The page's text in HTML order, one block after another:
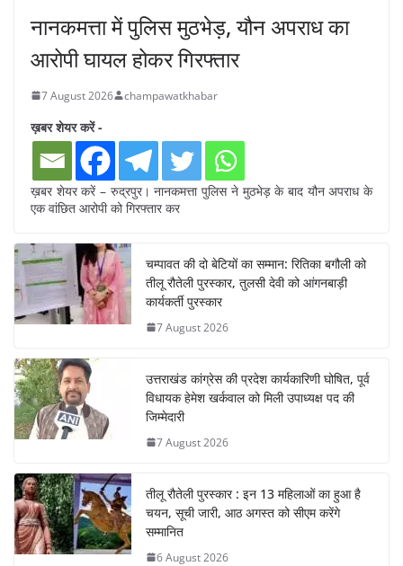
नानकमत्ता में पुलिस मुठभेड़, यौन अपराध का
आरोपी घायल होकर गिरफ्तार
7 August 2026 champawatkhabar
ख़बर शेयर करें -
ख़बर शेयर करें – रुद्रपुर। नानकमत्ता पुलिस ने मुठभेड़ के बाद यौन अपराध के
एक वांछित आरोपी को गिरफ्तार कर
चम्पावत की दो बेटियों का सम्मान: रितिका बगौली को
तीलू रौतेली पुरस्कार, तुलसी देवी को आंगनबाड़ी
कार्यकर्ती पुरस्कार
7 August 2026
उत्तराखंड कांग्रेस की प्रदेश कार्यकारिणी घोषित, पूर्व
विधायक हेमेश खर्कवाल को मिली उपाध्यक्ष पद की
जिम्मेदारी
7 August 2026
तीलू रौतेली पुरस्कार : इन 13 महिलाओं का हुआ है
चयन, सूची जारी, आठ अगस्त को सीएम करेंगे
सम्मानित
6 August 2026